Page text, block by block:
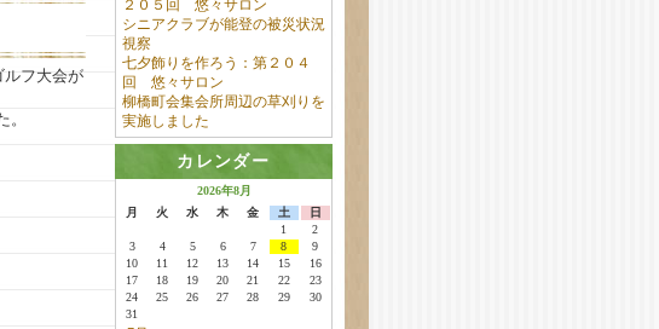
２０５回 悠々サロン
シニアクラブが能登の被災状況
視察
七夕飾りを作ろう：第２０４
回 悠々サロン
柳橋町会集会所周辺の草刈りを
実施しました
カレンダー
2026年8月
月
火 水 木 金 土
日
1
2
3
4 5 6 7 8
9
10
11 12 13 14 15
16
17
18 19 20 21 22
23
24
25 26 27 28 29
30
31
ルフ大会が